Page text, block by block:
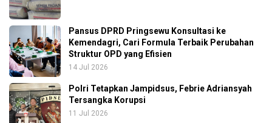
Pansus DPRD Pringsewu Konsultasi ke
Kemendagri, Cari Formula Terbaik Perubahan
Struktur OPD yang Efisien
14 Jul 2026
Polri Tetapkan Jampidsus, Febrie Adriansyah
Tersangka Korupsi
11 Jul 2026